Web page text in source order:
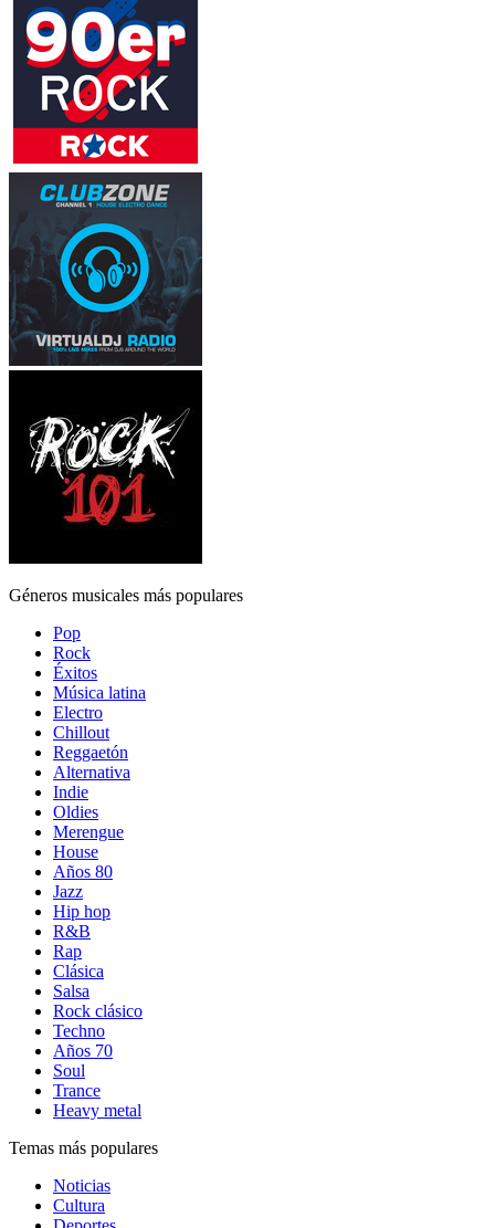
Géneros musicales más populares
Pop
Rock
Éxitos
Música latina
Electro
Chillout
Reggaetón
Alternativa
Indie
Oldies
Merengue
House
Años 80
Jazz
Hip hop
R&B
Rap
Clásica
Salsa
Rock clásico
Techno
Años 70
Soul
Trance
Heavy metal
Temas más populares
Noticias
Cultura